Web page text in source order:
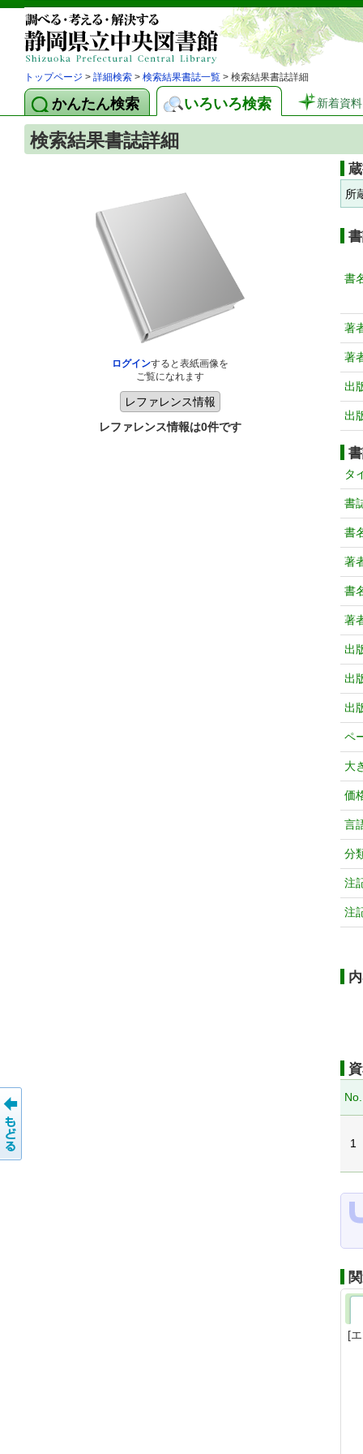
トップページ > 詳細検索 > 検索結果書誌一覧 > 検索結果書誌詳細
かんたん検索 いろいろ検索 新着資料
検索結果書誌詳細
ログインすると表紙画像を
ご覧になれます
レファレンス情報は0件です
所
書
著
著
出
出
タ
書
書
著
書
著
出
出
出
ペ
大
価
言
分
注
注
No.
1
[